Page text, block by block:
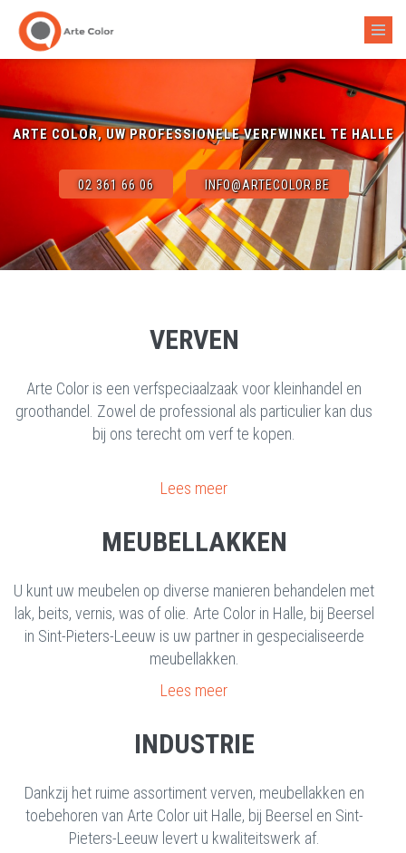
ARTE COLOR, UW PROFESSIONELE VERFWINKEL TE HALLE
02 361 66 06 INFO@ARTECOLOR.BE
VERVEN
Arte Color is een verfspeciaalzaak voor kleinhandel en
groothandel. Zowel de professional als particulier kan dus
bij ons terecht om verf te kopen.
Lees meer
MEUBELLAKKEN
U kunt uw meubelen op diverse manieren behandelen met
lak, beits, vernis, was of olie. Arte Color in Halle, bij Beersel
in Sint-Pieters-Leeuw is uw partner in gespecialiseerde
meubellakken.
Lees meer
INDUSTRIE
Dankzij het ruime assortiment verven, meubellakken en
toebehoren van Arte Color uit Halle, bij Beersel en Sint-
Pieters-Leeuw levert u kwaliteitswerk af.